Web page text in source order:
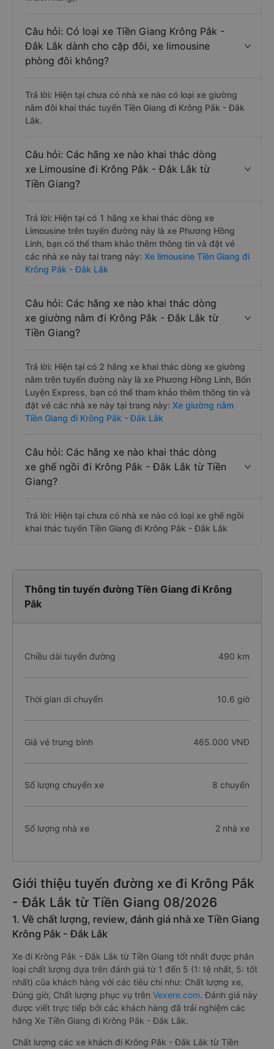
Câu hỏi: Có loại xe Tiền Giang Krông Pắk -
Đắk Lắk dành cho cặp đôi, xe limousine
phòng đôi không?
Trả lời: Hiện tại chưa có nhà xe nào có loại xe giường
nằm đôi khai thác tuyến Tiền Giang đi Krông Pắk - Đắk
Lắk.
Câu hỏi: Các hãng xe nào khai thác dòng
xe Limousine đi Krông Pắk - Đắk Lắk từ
Tiền Giang?
Trả lời: Hiện tại có 1 hãng xe khai thác dòng xe
Limousine trên tuyến đường này là xe Phương Hồng
Linh, bạn có thể tham khảo thêm thông tin và đặt vé
các nhà xe này tại trang này: Xe limousine Tiền Giang đi
Krông Pắk - Đắk Lắk
Câu hỏi: Các hãng xe nào khai thác dòng
xe giường nằm đi Krông Pắk - Đắk Lắk từ
Tiền Giang?
Trả lời: Hiện tại có 2 hãng xe khai thác dòng xe giường
nằm trên tuyến đường này là xe Phương Hồng Linh, Bốn
Luyện Express, bạn có thể tham khảo thêm thông tin và
đặt vé các nhà xe này tại trang này: Xe giường nằm
Tiền Giang đi Krông Pắk - Đắk Lắk
Câu hỏi: Các hãng xe nào khai thác dòng
xe ghế ngồi đi Krông Pắk - Đắk Lắk từ Tiền
Giang?
Trả lời: Hiện tại chưa có nhà xe nào có loại xe ghế ngồi
khai thác tuyến Tiền Giang đi Krông Pắk - Đắk Lắk
Thông tin tuyến đường Tiền Giang đi Krông
Pắk
Chiều dài tuyến đường 490 km
Thời gian di chuyển 10.6 giờ
Giá vé trung bình 465.000 VNĐ
Số lượng chuyến xe 8 chuyến
Số lượng nhà xe 2 nhà xe
Giới thiệu tuyến đường xe đi Krông Pắk
- Đắk Lắk từ Tiền Giang 08/2026
1. Về chất lượng, review, đánh giá nhà xe Tiền Giang
Krông Pắk - Đắk Lắk
Xe đi Krông Pắk - Đắk Lắk từ Tiền Giang tốt nhất được phân
loại chất lượng dựa trên đánh giá từ 1 đến 5 (1: tệ nhất, 5: tốt
nhất) của khách hàng với các tiêu chí như: Chất lượng xe,
Đúng giờ, Chất lượng phục vụ trên Vexere.com. Đánh giá này
được viết trực tiếp bởi các khách hàng đã trải nghiệm các
hãng Xe Tiền Giang đi Krông Pắk - Đắk Lắk.
Chất lượng các xe khách đi Krông Pắk - Đắk Lắk từ Tiền